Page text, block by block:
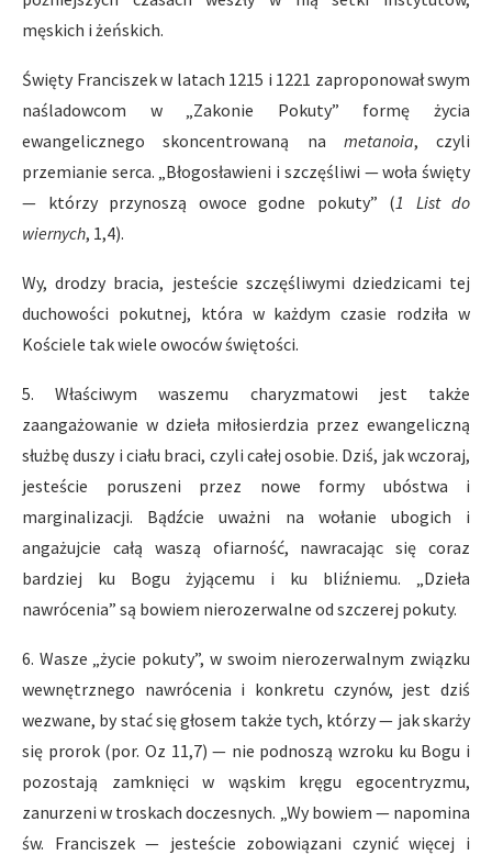
męskich i żeńskich.
Święty Franciszek w latach 1215 i 1221 zaproponował swym
naśladowcom w „Zakonie Pokuty” formę życia
ewangelicznego skoncentrowaną na metanoia, czyli
przemianie serca. „Błogosławieni i szczęśliwi — woła święty
— którzy przynoszą owoce godne pokuty” (1 List do
wiernych, 1,4).
Wy, drodzy bracia, jesteście szczęśliwymi dziedzicami tej
duchowości pokutnej, która w każdym czasie rodziła w
Kościele tak wiele owoców świętości.
5. Właściwym waszemu charyzmatowi jest także
zaangażowanie w dzieła miłosierdzia przez ewangeliczną
służbę duszy i ciału braci, czyli całej osobie. Dziś, jak wczoraj,
jesteście poruszeni przez nowe formy ubóstwa i
marginalizacji. Bądźcie uważni na wołanie ubogich i
angażujcie całą waszą ofiarność, nawracając się coraz
bardziej ku Bogu żyjącemu i ku bliźniemu. „Dzieła
nawrócenia” są bowiem nierozerwalne od szczerej pokuty.
6. Wasze „życie pokuty”, w swoim nierozerwalnym związku
wewnętrznego nawrócenia i konkretu czynów, jest dziś
wezwane, by stać się głosem także tych, którzy — jak skarży
się prorok (por. Oz 11,7) — nie podnoszą wzroku ku Bogu i
pozostają zamknięci w wąskim kręgu egocentryzmu,
zanurzeni w troskach doczesnych. „Wy bowiem — napomina
św. Franciszek — jesteście zobowiązani czynić więcej i